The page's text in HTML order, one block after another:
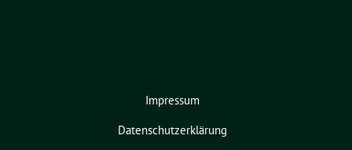
Impressum
Datenschutzerklärung